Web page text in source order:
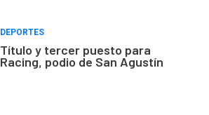
DEPORTES
Título y tercer puesto para
Racing, podio de San Agustín